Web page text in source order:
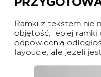
Ramki z tekstem nie
objętość, lepiej ramki
odpowiednią
layoucie, ale jeżeli